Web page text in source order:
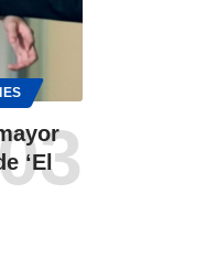
‘El